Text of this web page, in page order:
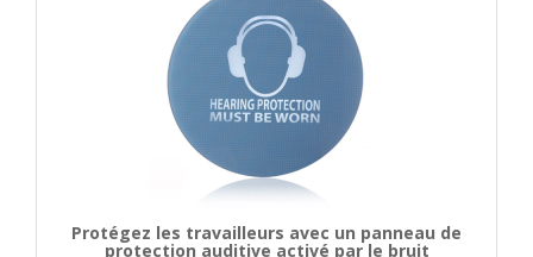
Protégez les travailleurs avec un panneau de
protection auditive activé par le bruit